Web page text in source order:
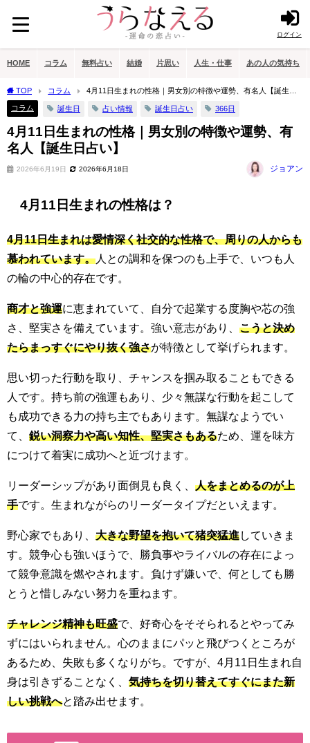
ログイン
HOME コラム 無料占い 結婚 片思い 人生・仕事 あの人の気持ち
TOP コラム
4月11日生まれの性格｜男女別の特徴や運勢、有名人【誕生日
占い】
コラム 誕生日 占い情報 誕生日占い 366日
4月11日生まれの性格｜男女別の特徴や運勢、有
名人【誕生日占い】
2026年6月19日 2026年6月18日 ジョアン
4月11日生まれの性格は？
4月11日生まれは愛情深く社交的な性格で、周りの人からも
慕われています。 人との調和を保つのも上手で、いつも人
の輪の中心的存在です。
商才と強運に恵まれていて、自分で起業する度胸や芯の強
さ、堅実さを備えています。強い意志があり、 こうと決め
たらまっすぐにやり抜く強さが特徴として挙げられます。
思い切った行動を取り、チャンスを掴み取ることもできる
人です。持ち前の強運もあり、少々無謀な行動を起こして
も成功できる力の持ち主でもあります。無謀なようでい
て、 鋭い洞察力や高い知性、堅実さもあるため、運を味方
につけて着実に成功へと近づけます。
リーダーシップがあり面倒見も良く、 人をまとめるのが上
手です。生まれながらのリーダータイプだといえます。
野心家でもあり、 大きな野望を抱いて猪突猛進していきま
す。競争心も強いほうで、勝負事やライバルの存在によっ
て競争意識を燃やされます。負けず嫌いで、何としても勝
とうと惜しみない努力を重ねます。
チャレンジ精神も旺盛で、好奇心をそそられるとやってみ
ずにはいられません。心のままにパッと飛びつくところが
あるため、失敗も多くなりがち。ですが、4月11日生まれ自
身は引きずることなく、 気持ちを切り替えてすぐにまた新
しい挑戦へと踏み出せます。